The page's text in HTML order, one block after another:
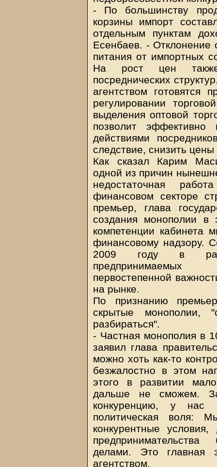
- По большинству
корзины импорт
отдельным пунктам
Есенбаев. - Отклонение
питания от импортных
На рост цен также
посреднических
агентством готовятся
регулировании
выделения оптовой
позволит
действиями
следствие, снизить
Как сказал Карим
одной из причин
недостаточная
финансовом секторе
премьер, глава
создания монополии в
компетенции кабинета
финансовому надзору.
2009 году в
предпринимаемых
первостепенной
на рынке.
По признанию
скрытые монополии,
разбираться".
- Частная монополия в
заявил глава
можно хоть как-то
безжалостно в этом
этого в развитии
дальше не сможем.
конкуренцию, у нас
политическая воля:
конкурентные
делами. Это главная
агентством.